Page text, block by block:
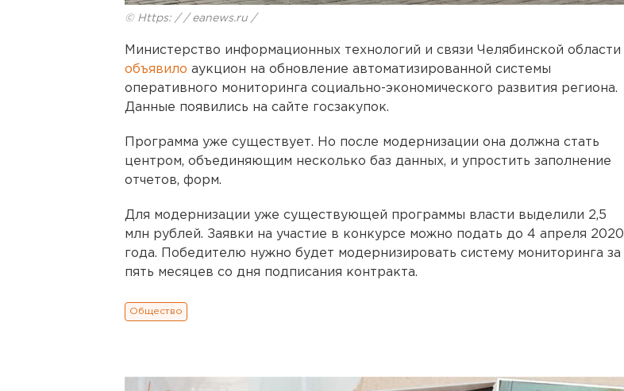
© Https: / / eanews.ru /
Министерство информационных технологий и связи Челябинской области
объявило аукцион на обновление автоматизированной системы
оперативного мониторинга социально-экономического развития региона.
Данные появились на сайте госзакупок.
Программа уже существует. Но после модернизации она должна стать
центром, объединяющим несколько баз данных, и упростить заполнение
отчетов, форм.
Для модернизации уже существующей программы власти выделили 2,5
млн рублей. Заявки на участие в конкурсе можно подать до 4 апреля 2020
года. Победителю нужно будет модернизировать систему мониторинга за
пять месяцев со дня подписания контракта.
Общество